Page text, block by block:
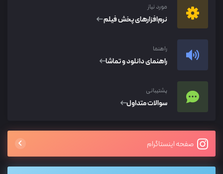
مورد نیاز
نرم‌افزار‌های پخش فیلم
راهنما
راهنمای دانلود و تماشا
پشتیبانی
سوالات متداول
صفحه اینستاگرام